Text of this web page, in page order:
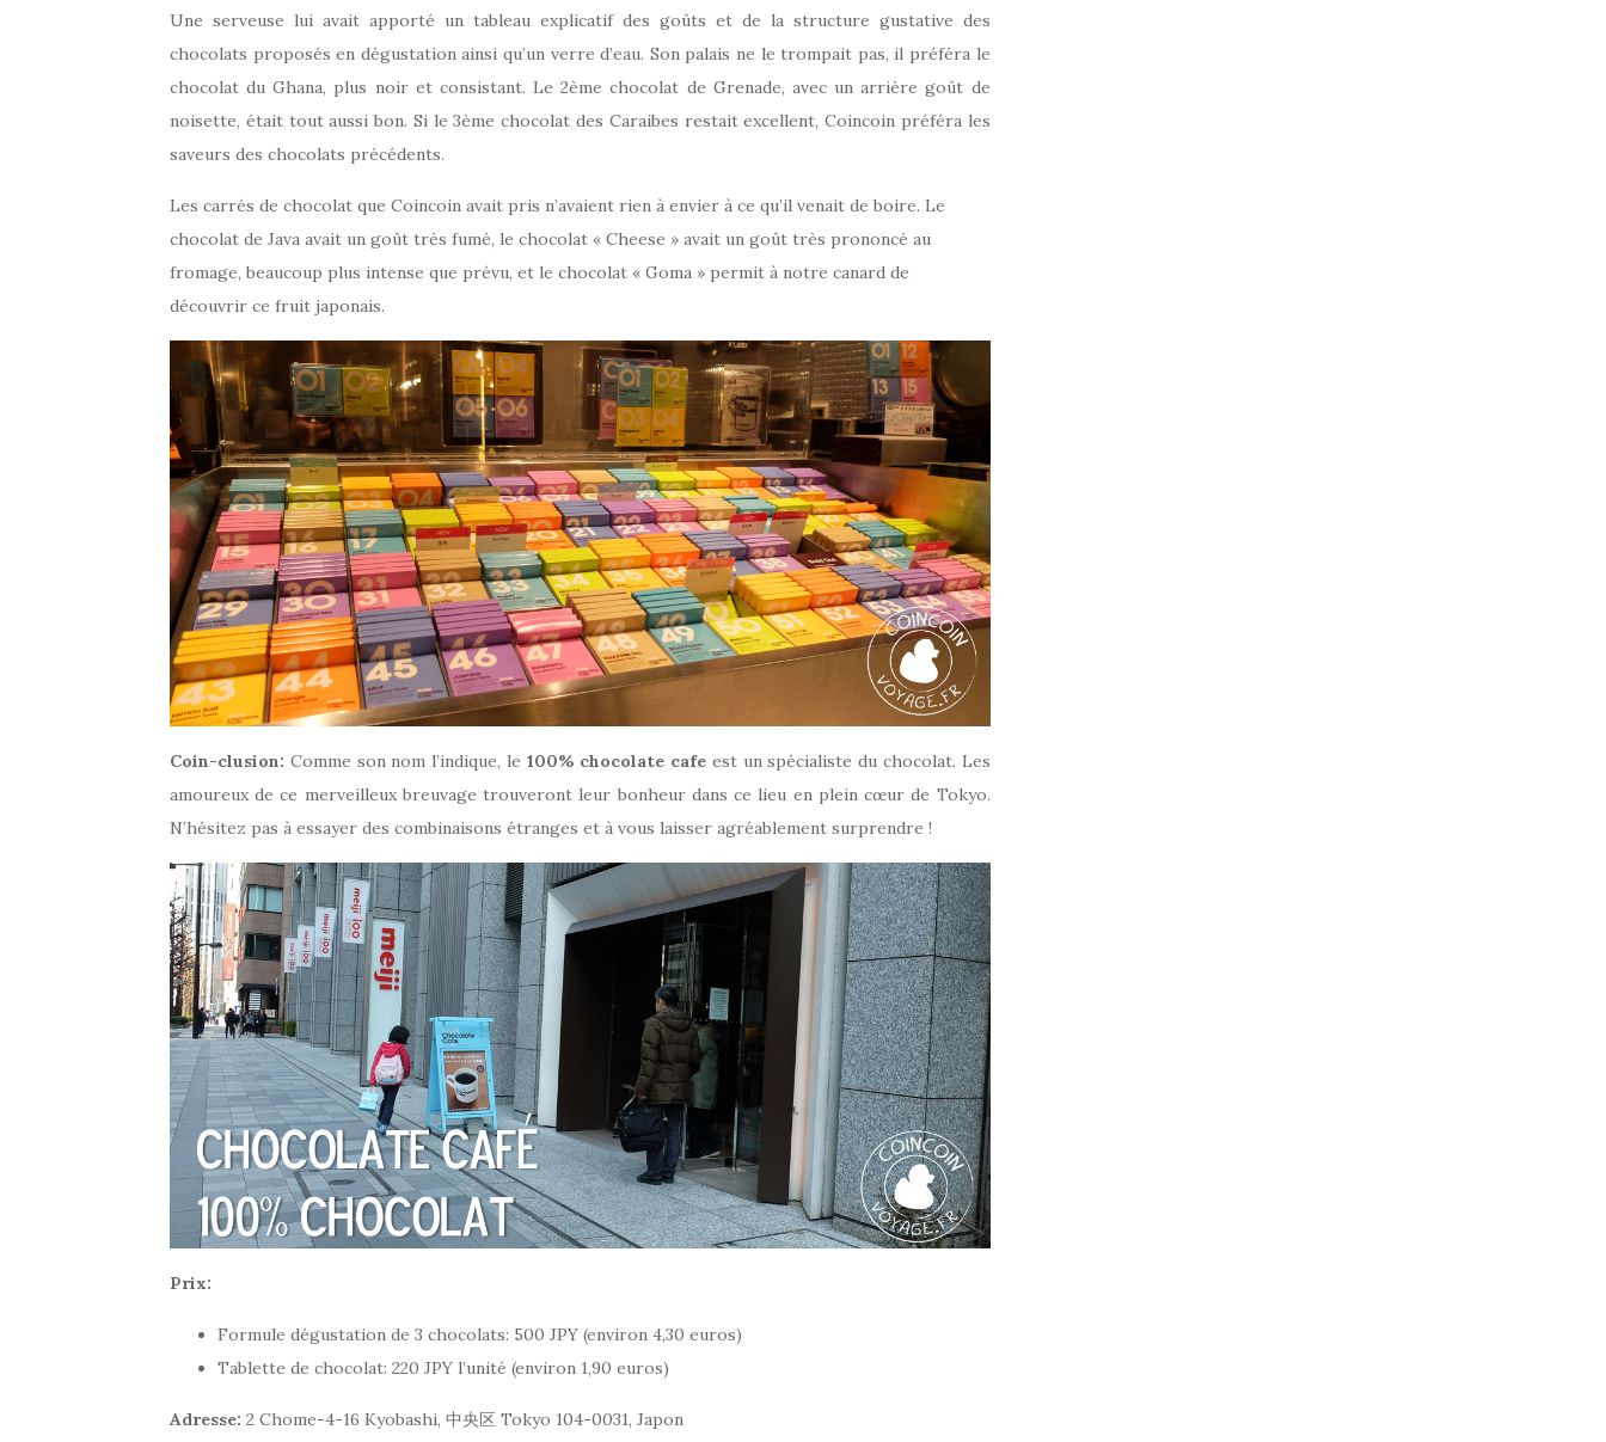
Une serveuse lui avait apporté un tableau explicatif des goûts et de la structure gustative des
chocolats proposés en dégustation ainsi qu’un verre d’eau. Son palais ne le trompait pas, il préféra le
chocolat du Ghana, plus noir et consistant. Le 2ème chocolat de Grenade, avec un arrière goût de
noisette, était tout aussi bon. Si le 3ème chocolat des Caraibes restait excellent, Coincoin préféra les
saveurs des chocolats précédents.
Les carrés de chocolat que Coincoin avait pris n’avaient rien à envier à ce qu’il venait de boire. Le
chocolat de Java avait un goût très fumé, le chocolat « Cheese » avait un goût très prononcé au
fromage, beaucoup plus intense que prévu, et le chocolat « Goma » permit à notre canard de
découvrir ce fruit japonais.
Coin-clusion: Comme son nom l’indique, le 100% chocolate cafe est un spécialiste du chocolat. Les
amoureux de ce merveilleux breuvage trouveront leur bonheur dans ce lieu en plein cœur de Tokyo.
N’hésitez pas à essayer des combinaisons étranges et à vous laisser agréablement surprendre !
Prix:
Formule dégustation de 3 chocolats: 500 JPY (environ 4,30 euros)
Tablette de chocolat: 220 JPY l’unité (environ 1,90 euros)
Adresse: 2 Chome-4-16 Kyobashi, 中央区 Tokyo 104-0031, Japon